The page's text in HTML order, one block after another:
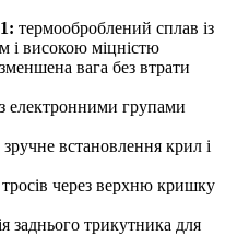
термооброблений сплав із
і високою міцністю
зменшена вага без втрати
з електронними групами
зручне встановлення крил і
тросів через верхню кришку
заднього трикутника для